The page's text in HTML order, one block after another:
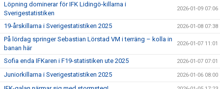
Löpning dominerar för IFK Lidingö-killarna i
Sverigestatistiken
2026-01-09 07:06
19-årskillarna i Sverigestatistiken 2025 2026-01-08 07:38
På lördag springer Sebastian Lörstad VM i terräng – kolla in
banan här
2026-01-07 11:01
Sofia enda IFKaren i F19-statistiken ute 2025 2026-01-07 07:01
Juniorkillarna i Sverigestatistiken 2025 2026-01-06 08:00